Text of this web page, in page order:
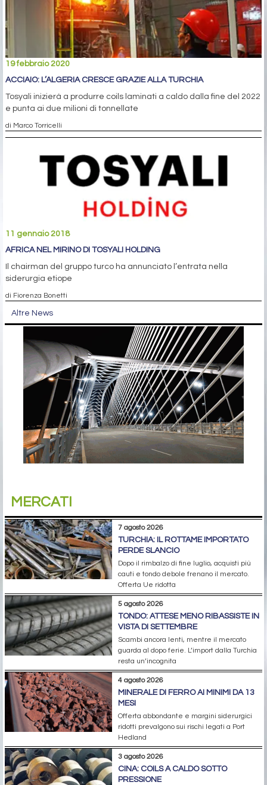
19 febbraio 2020
ACCIAIO: L’ALGERIA CRESCE GRAZIE ALLA TURCHIA
Tosyali inizierà a produrre coils laminati a caldo dalla fine del 2022
e punta ai due milioni di tonnellate
di Marco Torricelli
11 gennaio 2018
AFRICA NEL MIRINO DI TOSYALI HOLDING
Il chairman del gruppo turco ha annunciato l’entrata nella
siderurgia etiope
di Fiorenza Bonetti
Altre News
MERCATI
7 agosto 2026
TURCHIA: IL ROTTAME IMPORTATO
PERDE SLANCIO
Dopo il rimbalzo di fine luglio, acquisti più
cauti e tondo debole frenano il mercato.
Offerta Ue ridotta
5 agosto 2026
TONDO: ATTESE MENO RIBASSISTE IN
VISTA DI SETTEMBRE
Scambi ancora lenti, mentre il mercato
guarda al dopo ferie. L’import dalla Turchia
resta un’incognita
4 agosto 2026
MINERALE DI FERRO AI MINIMI DA 13
MESI
Offerta abbondante e margini siderurgici
ridotti prevalgono sui rischi legati a Port
Hedland
3 agosto 2026
CINA: COILS A CALDO SOTTO
PRESSIONE